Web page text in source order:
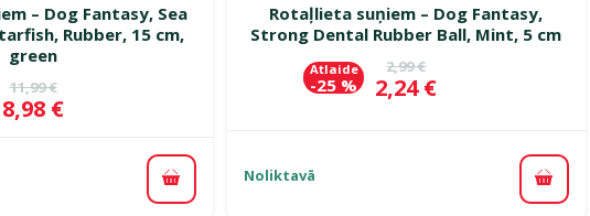
– Dog Fantasy, Sea
Rubber, 15 cm,
green
Oriģinālā cena
11,99 €
Cena
8,98 €
Pievienot grozam
Rotaļlieta suņiem – Dog Fantasy,
Strong Dental Rubber Ball, Mint, 5 cm
Oriģinālā cena
2,99 €
Cena
2,24 €
Atlaide
-25 %
Noliktavā